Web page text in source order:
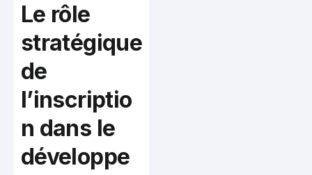
Le rôle
stratégique
de
l’inscriptio
n dans le
développe